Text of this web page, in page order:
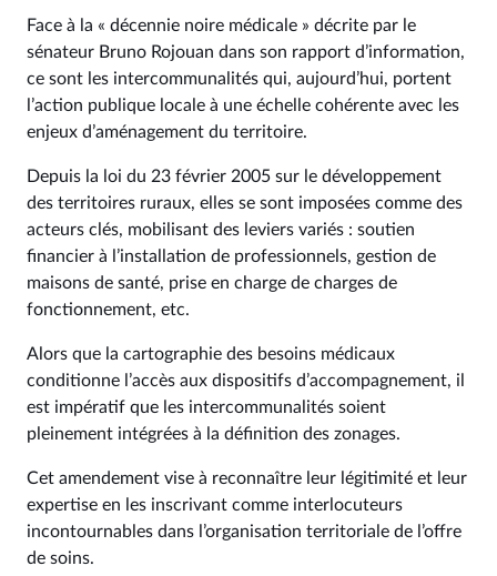
Face à la « décennie noire médicale » décrite par le
sénateur Bruno Rojouan dans son rapport d’information,
ce sont les intercommunalités qui, aujourd’hui, portent
l’action publique locale à une échelle cohérente avec les
enjeux d’aménagement du territoire.
Depuis la loi du 23 février 2005 sur le développement
des territoires ruraux, elles se sont imposées comme des
acteurs clés, mobilisant des leviers variés : soutien
financier à l’installation de professionnels, gestion de
maisons de santé, prise en charge de charges de
fonctionnement, etc.
Alors que la cartographie des besoins médicaux
conditionne l’accès aux dispositifs d’accompagnement, il
est impératif que les intercommunalités soient
pleinement intégrées à la définition des zonages.
Cet amendement vise à reconnaître leur légitimité et leur
expertise en les inscrivant comme interlocuteurs
incontournables dans l’organisation territoriale de l’offre
de soins.